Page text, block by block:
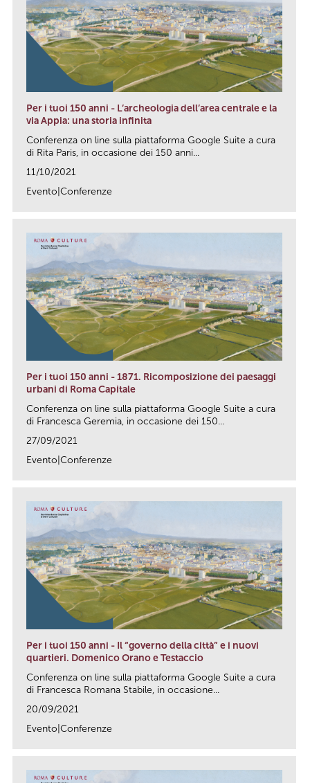
Per i tuoi 150 anni - L’archeologia dell’area centrale e la
via Appia: una storia infinita
Conferenza on line sulla piattaforma Google Suite a cura
di Rita Paris, in occasione dei 150 anni...
11/10/2021
Evento|Conferenze
Per i tuoi 150 anni - 1871. Ricomposizione dei paesaggi
urbani di Roma Capitale
Conferenza on line sulla piattaforma Google Suite a cura
di Francesca Geremia, in occasione dei 150...
27/09/2021
Evento|Conferenze
Per i tuoi 150 anni - Il “governo della città” e i nuovi
quartieri. Domenico Orano e Testaccio
Conferenza on line sulla piattaforma Google Suite a cura
di Francesca Romana Stabile, in occasione...
20/09/2021
Evento|Conferenze